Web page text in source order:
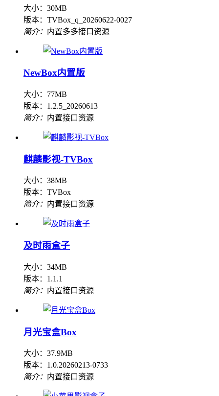
大小：30MB
版本：TVBox_q_20260622-0027
简介： 内置多多接口资源
NewBox内置版
大小：77MB
版本：1.2.5_20260613
简介： 内置接口资源
麒麟影视-TVBox
大小：38MB
版本：TVBox
简介： 内置接口资源
及时雨盒子
大小：34MB
版本：1.1.1
简介： 内置接口资源
月光宝盒Box
大小：37.9MB
版本：1.0.20260213-0733
简介： 内置接口资源